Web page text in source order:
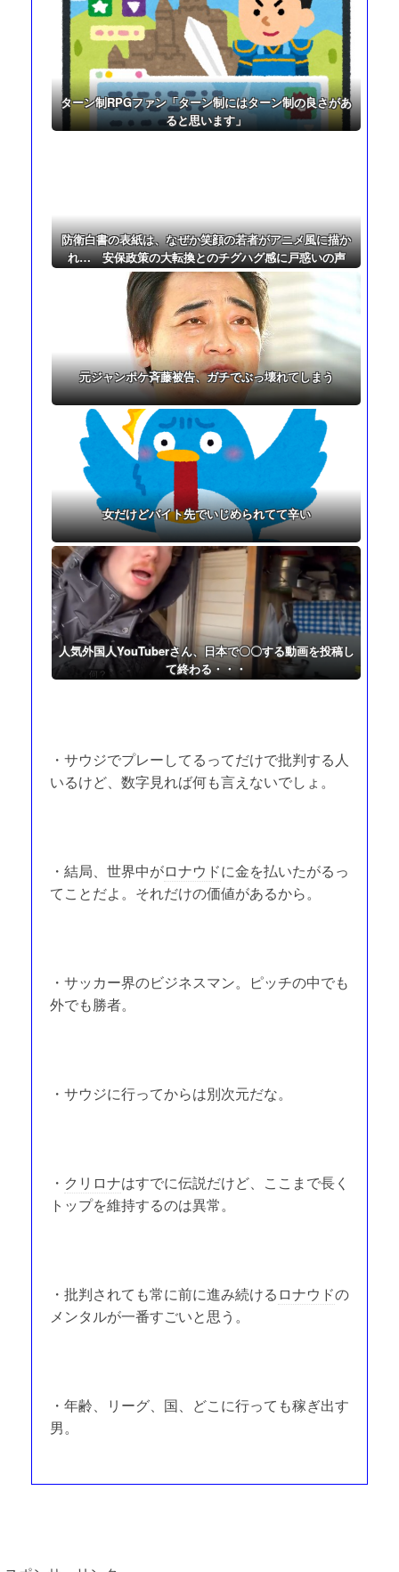
ターン制RPGファン「ターン制にはターン制の良さがあ
ると思います」
防衛白書の表紙は、なぜか笑顔の若者がアニメ風に描か
れ… 安保政策の大転換とのチグハグ感に戸惑いの声
元ジャンポケ斉藤被告、ガチでぶっ壊れてしまう
女だけどバイト先でいじめられてて辛い
人気外国人YouTuberさん、日本で〇〇する動画を投稿し
て終わる・・・
・サウジでプレーしてるってだけで批判する人
いるけど、数字見れば何も言えないでしょ。
・結局、世界中がロナウドに金を払いたがるっ
てことだよ。それだけの価値があるから。
・サッカー界のビジネスマン。ピッチの中でも
外でも勝者。
・サウジに行ってからは別次元だな。
・ クリロナはすでに伝説だけど、ここまで長く
トップを維持するのは異常。
・批判されても常に前に進み続ける ロナウドの
メンタルが一番すごいと思う。
・年齢、リーグ、国、どこに行っても稼ぎ出す
男。